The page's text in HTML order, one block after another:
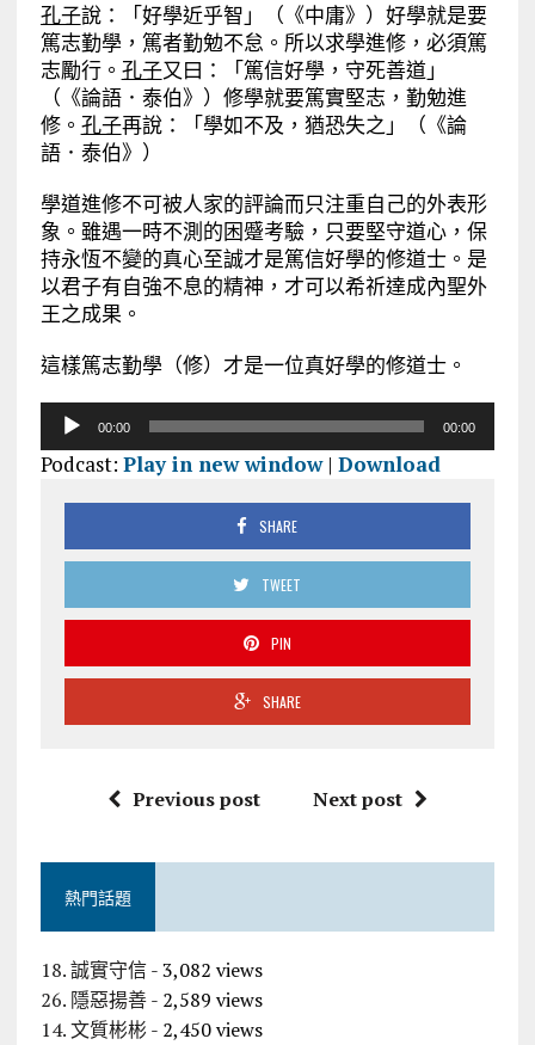
孔子說：「好學近乎智」（《中庸》）好學就是要
篤志勤學，篤者勤勉不怠。所以求學進修，必須篤
志勵行。 孔子又曰：「篤信好學，守死善道」
（《論語．泰伯》）修學就要篤實堅志，勤勉進
修。 孔子再說：「學如不及，猶恐失之」（《論
語．泰伯》）
學道進修不可被人家的評論而只注重自己的外表形
象。雖遇一時不測的困蹙考驗，只要堅守道心，保
持永恆不變的真心至誠才是篤信好學的修道士。是
以君子有自強不息的精神，才可以希祈達成內聖外
王之成果。
這樣篤志勤學（修）才是一位真好學的修道士。
播
00:00 00:00
Podcast: Play in new window| Download
SHARE
TWEET
PIN
SHARE
Previous post Next post
熱門話題
18. 誠實守信- 3,082 views
26. 隱惡揚善- 2,589 views
14. 文質彬彬 - 2,450 views